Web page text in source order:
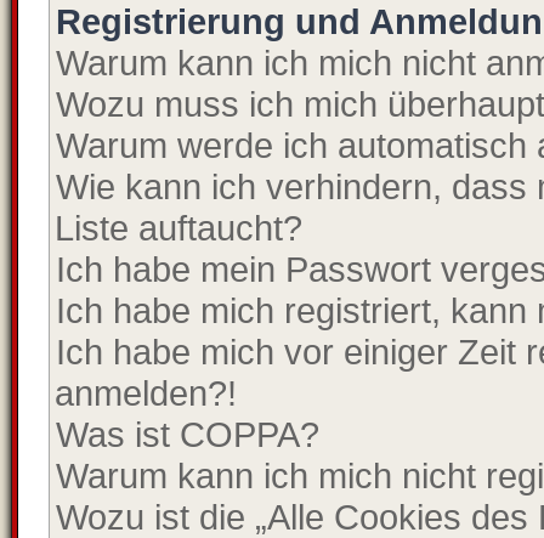
Registrierung und
Warum kann ich mich nicht
Wozu muss ich mich
Warum werde ich automatisch
Wie kann ich verhindern,
Liste auftaucht?
Ich habe mein Passwort
Ich habe mich registriert,
Ich habe mich vor einiger Zeit
anmelden?!
Was ist COPPA?
Warum kann ich mich nicht
Wozu ist die „Alle Cookies